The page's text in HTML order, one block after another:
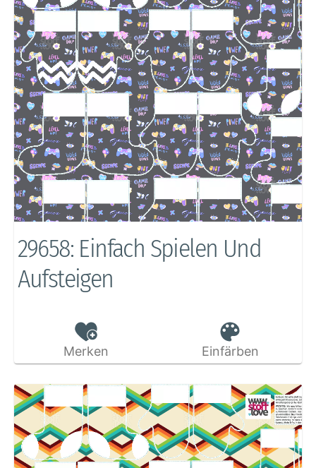
29658: Einfach Spielen Und
Aufsteigen
Merken Einfärben